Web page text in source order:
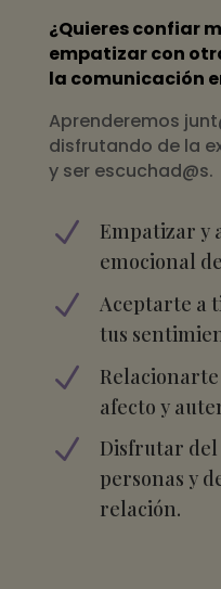
¿Quieres confiar
empatizar con
la comunicación
Aprenderemos
disfrutando de la
y ser escuchad@s.
N
Empatizar y
emocional
N
Aceptarte a
tus
N
afecto y
N
Disfrutar
personas y
relación.